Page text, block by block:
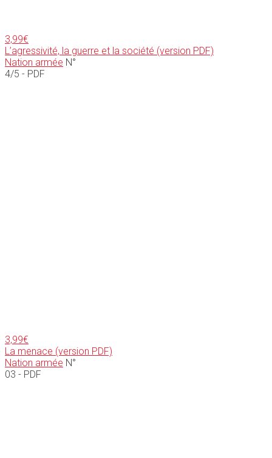
3,99€
L’agressivité, la guerre et la société (version PDF)
Nation armée N°
4/5 - PDF
3,99€
La menace (version PDF)
Nation armée N°
03 - PDF